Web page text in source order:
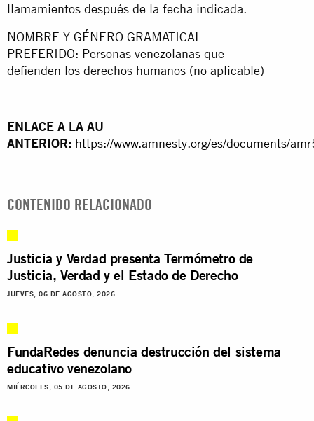
llamamientos después de la fecha indicada.
NOMBRE Y GÉNERO GRAMATICAL
PREFERIDO: Personas venezolanas que
defienden los derechos humanos (no aplicable)
ENLACE A LA AU
ANTERIOR: https://www.amnesty.org/es/documents/
CONTENIDO RELACIONADO
Justicia y Verdad presenta Termómetro de
Justicia, Verdad y el Estado de Derecho
JUEVES, 06 DE AGOSTO, 2026
FundaRedes denuncia destrucción del sistema
educativo venezolano
MIÉRCOLES, 05 DE AGOSTO, 2026